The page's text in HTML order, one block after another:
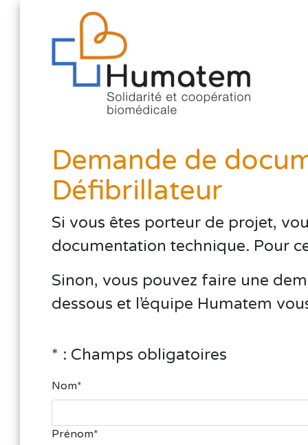
Demande de
Défibrillateur
Si vous êtes porteur de projet,
documentation technique. Pour
Sinon, vous pouvez faire une
dessous et l’équipe Humatem
* : Champs obligatoires
Nom
Prénom